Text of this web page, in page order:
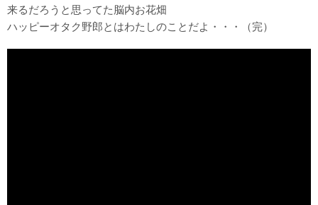
来るだろうと思ってた脳内お花畑
ハッピーオタク野郎とはわたしのことだよ・・・（完）